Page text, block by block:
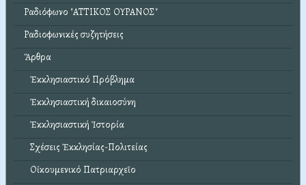
Ραδιόφωνο "ΑΤΤΙΚΟΣ ΟΥΡΑΝΟΣ"
Ραδιοφωνικές συζητήσεις
Ἄρθρα
Ἐκκλησιαστικό Πρόβλημα
Ἐκκλησιαστική δικαιοσύνη
Ἐκκλησιαστική Ἱστορία
Σχέσεις Ἐκκλησίας-Πολιτείας
Οἰκουμενικό Πατριαρχεῖο